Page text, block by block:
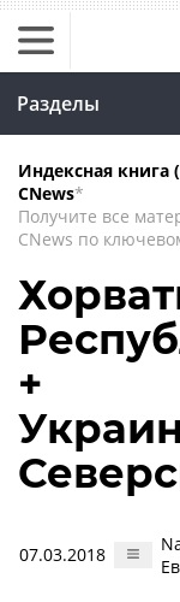
Разделы
Индексная книга
CNews*
Получите все
CNews по
+
07.03.2018